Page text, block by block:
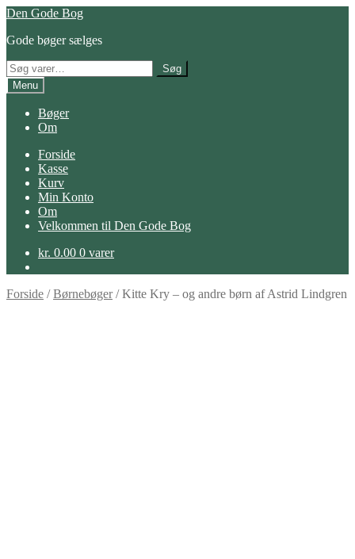
Spring
navigation
Spring
indhold
Den Gode Bog
Gode bøger sælges
Søg
efter:
Søg
Menu
Bøger
Om
Forside
Kasse
Kurv
Min Konto
Om
Velkommen til Den Gode Bog
kr. 0.00 0 varer
Forside /Børnebøger/Kitte Kry – og andre børn af Astrid Lindgren